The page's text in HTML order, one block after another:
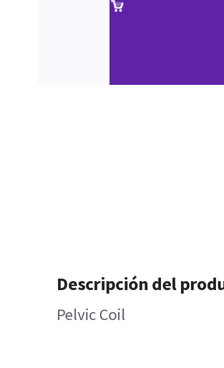
Descripción del
Pelvic Coil